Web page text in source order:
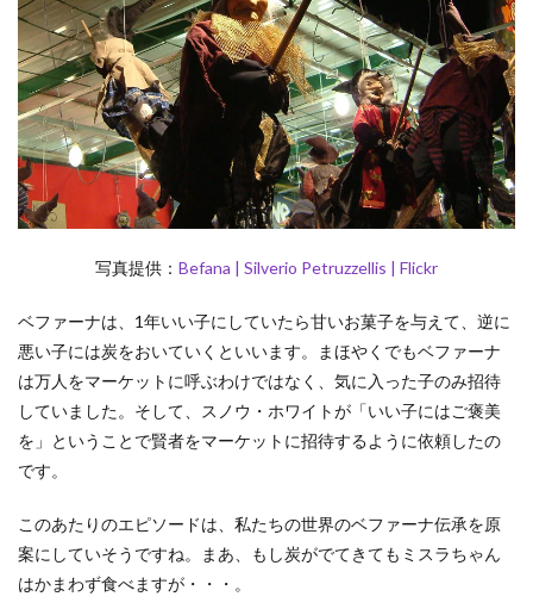
写真提供： Befana | Silverio Petruzzellis | Flickr
ベファーナは、1年いい子にしていたら甘いお菓子を与えて、逆に
悪い子には炭をおいていくといいます。まほやくでもベファーナ
は万人をマーケットに呼ぶわけではなく、気に入った子のみ招待
していました。そして、スノウ・ホワイトが「いい子にはご褒美
を」ということで賢者をマーケットに招待するように依頼したの
です。
このあたりのエピソードは、私たちの世界のベファーナ伝承を原
案にしていそうですね。まあ、もし炭がでてきてもミスラちゃん
はかまわず食べますが・・・。